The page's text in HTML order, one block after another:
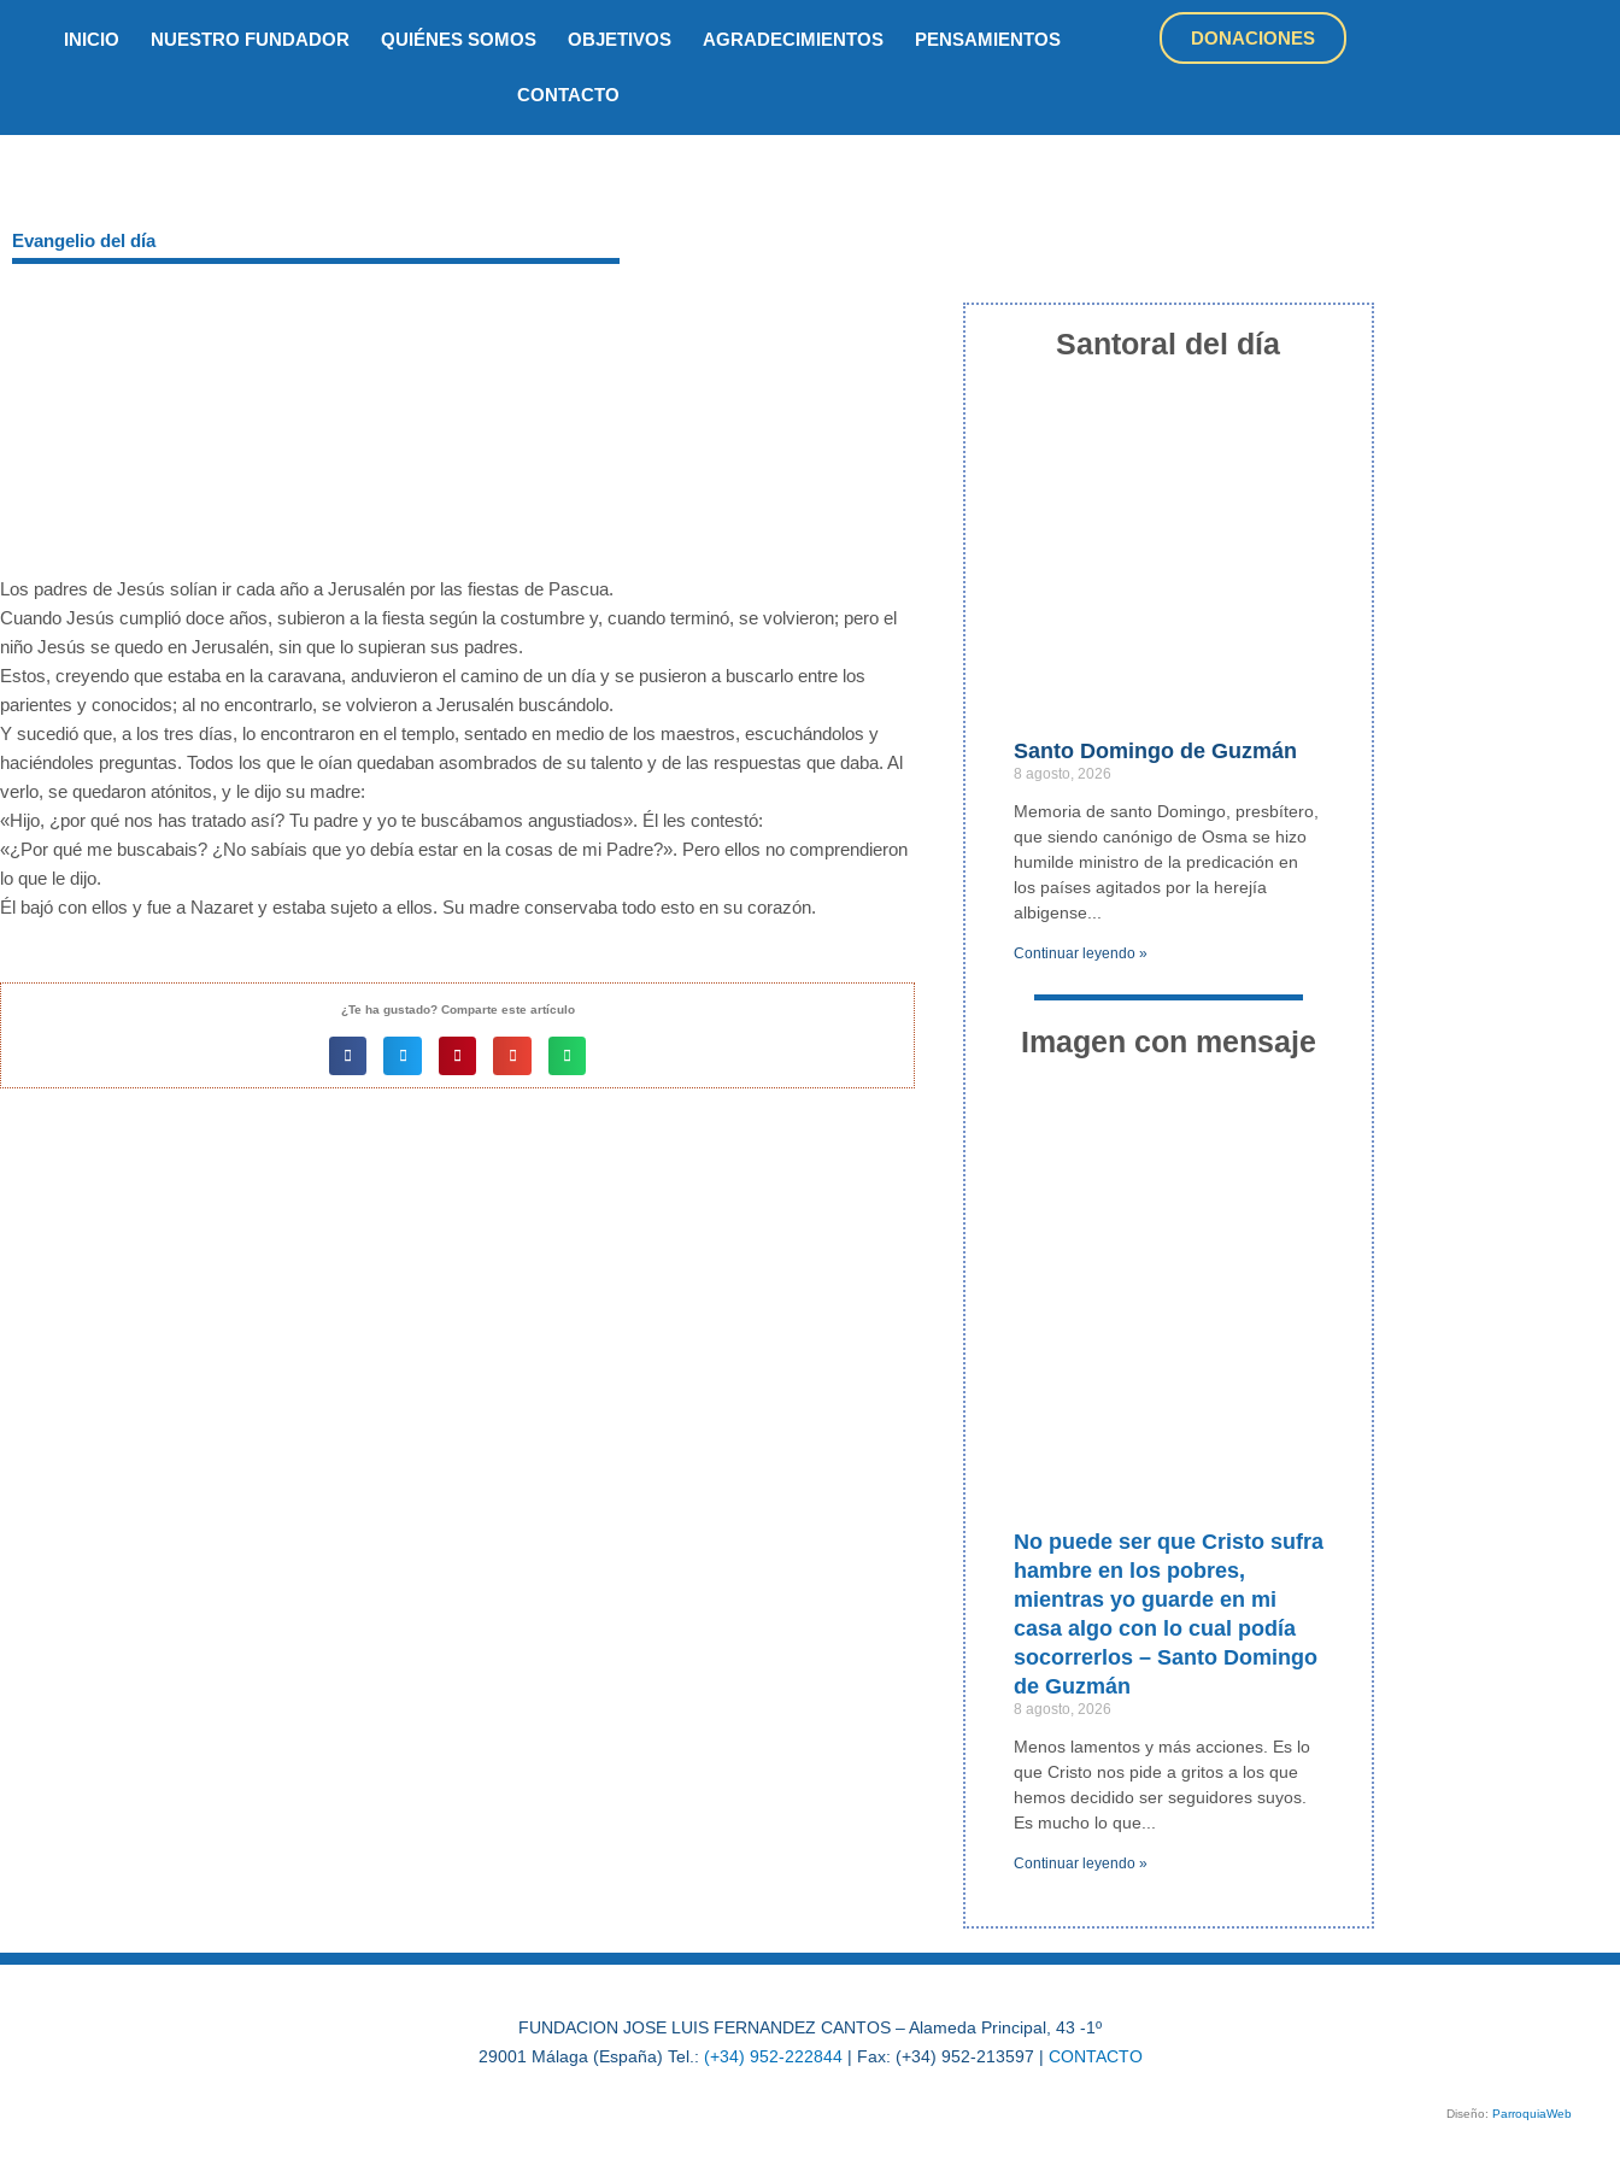
INICIO NUESTRO FUNDADOR QUIÉNES SOMOS OBJETIVOS AGRADECIMIENTOS PENSAMIENTOS
CONTACTO
DONACIONES
Evangelio del día
Los padres de Jesús solían ir cada año a Jerusalén por las fiestas de Pascua.
Cuando Jesús cumplió doce años, subieron a la fiesta según la costumbre y, cuando terminó, se volvieron; pero el
niño Jesús se quedo en Jerusalén, sin que lo supieran sus padres.
Estos, creyendo que estaba en la caravana, anduvieron el camino de un día y se pusieron a buscarlo entre los
parientes y conocidos; al no encontrarlo, se volvieron a Jerusalén buscándolo.
Y sucedió que, a los tres días, lo encontraron en el templo, sentado en medio de los maestros, escuchándolos y
haciéndoles preguntas. Todos los que le oían quedaban asombrados de su talento y de las respuestas que daba. Al
verlo, se quedaron atónitos, y le dijo su madre:
«Hijo, ¿por qué nos has tratado así? Tu padre y yo te buscábamos angustiados». Él les contestó:
«¿Por qué me buscabais? ¿No sabíais que yo debía estar en la cosas de mi Padre?». Pero ellos no comprendieron
lo que le dijo.
Él bajó con ellos y fue a Nazaret y estaba sujeto a ellos. Su madre conservaba todo esto en su corazón.
¿Te ha gustado? Comparte este artículo
Santoral del día
Santo Domingo de Guzmán
8 agosto, 2026
Memoria de santo Domingo, presbítero,
que siendo canónigo de Osma se hizo
humilde ministro de la predicación en
los países agitados por la herejía
albigense
Continuar leyendo »
Imagen con mensaje
No puede ser que Cristo sufra
hambre en los pobres,
mientras yo guarde en mi
casa algo con lo cual podía
socorrerlos – Santo Domingo
de Guzmán
8 agosto, 2026
Menos lamentos y más acciones. Es lo
que Cristo nos pide a gritos a los que
hemos decidido ser seguidores suyos.
Es mucho lo que
Continuar leyendo »
FUNDACION JOSE LUIS FERNANDEZ CANTOS – Alameda Principal, 43 -1º
29001 Málaga (España) Tel.: (+34) 952-222844| Fax: (+34) 952-213597 | CONTACTO
Diseño: ParroquiaWeb